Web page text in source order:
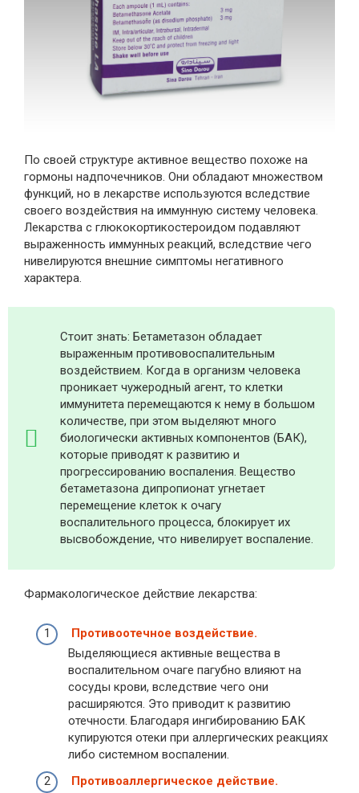
По своей структуре активное вещество похоже на
гормоны надпочечников. Они обладают множеством
функций, но в лекарстве используются вследствие
своего воздействия на иммунную систему человека.
Лекарства с глюкокортикостероидом подавляют
выраженность иммунных реакций, вследствие чего
нивелируются внешние симптомы негативного
характера.
Стоит знать: Бетаметазон обладает
выраженным противовоспалительным
воздействием. Когда в организм человека
проникает чужеродный агент, то клетки
иммунитета перемещаются к нему в большом
количестве, при этом выделяют много
биологически активных компонентов (БАК),
которые приводят к развитию и
прогрессированию воспаления. Вещество
бетаметазона дипропионат угнетает
перемещение клеток к очагу
воспалительного процесса, блокирует их
высвобождение, что нивелирует воспаление.
Фармакологическое действие лекарства:
Противоотечное воздействие.
Выделяющиеся активные вещества в
воспалительном очаге пагубно влияют на
сосуды крови, вследствие чего они
расширяются. Это приводит к развитию
отечности. Благодаря ингибированию БАК
купируются отеки при аллергических реакциях
либо системном воспалении.
Противоаллергическое действие.